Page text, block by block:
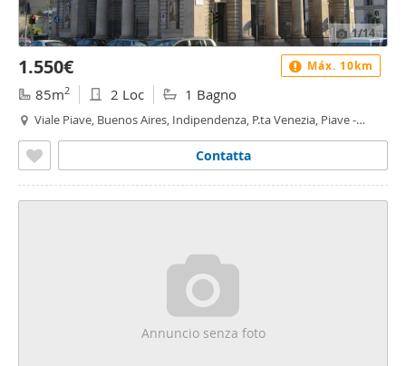
1/14
1.550€
85m2 2 Loc 1 Bagno
Viale Piave, Buenos Aires, Indipendenza, P.ta Venezia, Piave -
Contatta
Máx. 10km
Annuncio senza foto